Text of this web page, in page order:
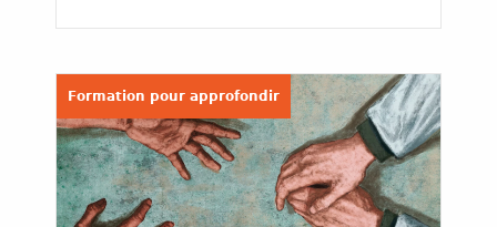
Formation pour approfondir